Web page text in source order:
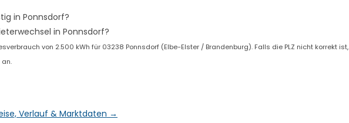
in Ponnsdorf?
in Ponnsdorf?
von 2.500 kWh für 03238 Ponnsdorf (Elbe-Elster / Brandenburg). Falls die PLZ nicht korrekt ist,
Verlauf & Marktdaten →